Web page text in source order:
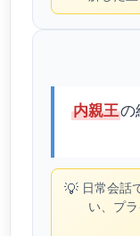
内親王の
💡 日常会話
い、プ